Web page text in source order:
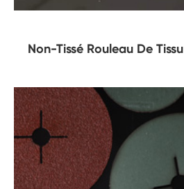
Non-Tissé Rouleau De Tissu